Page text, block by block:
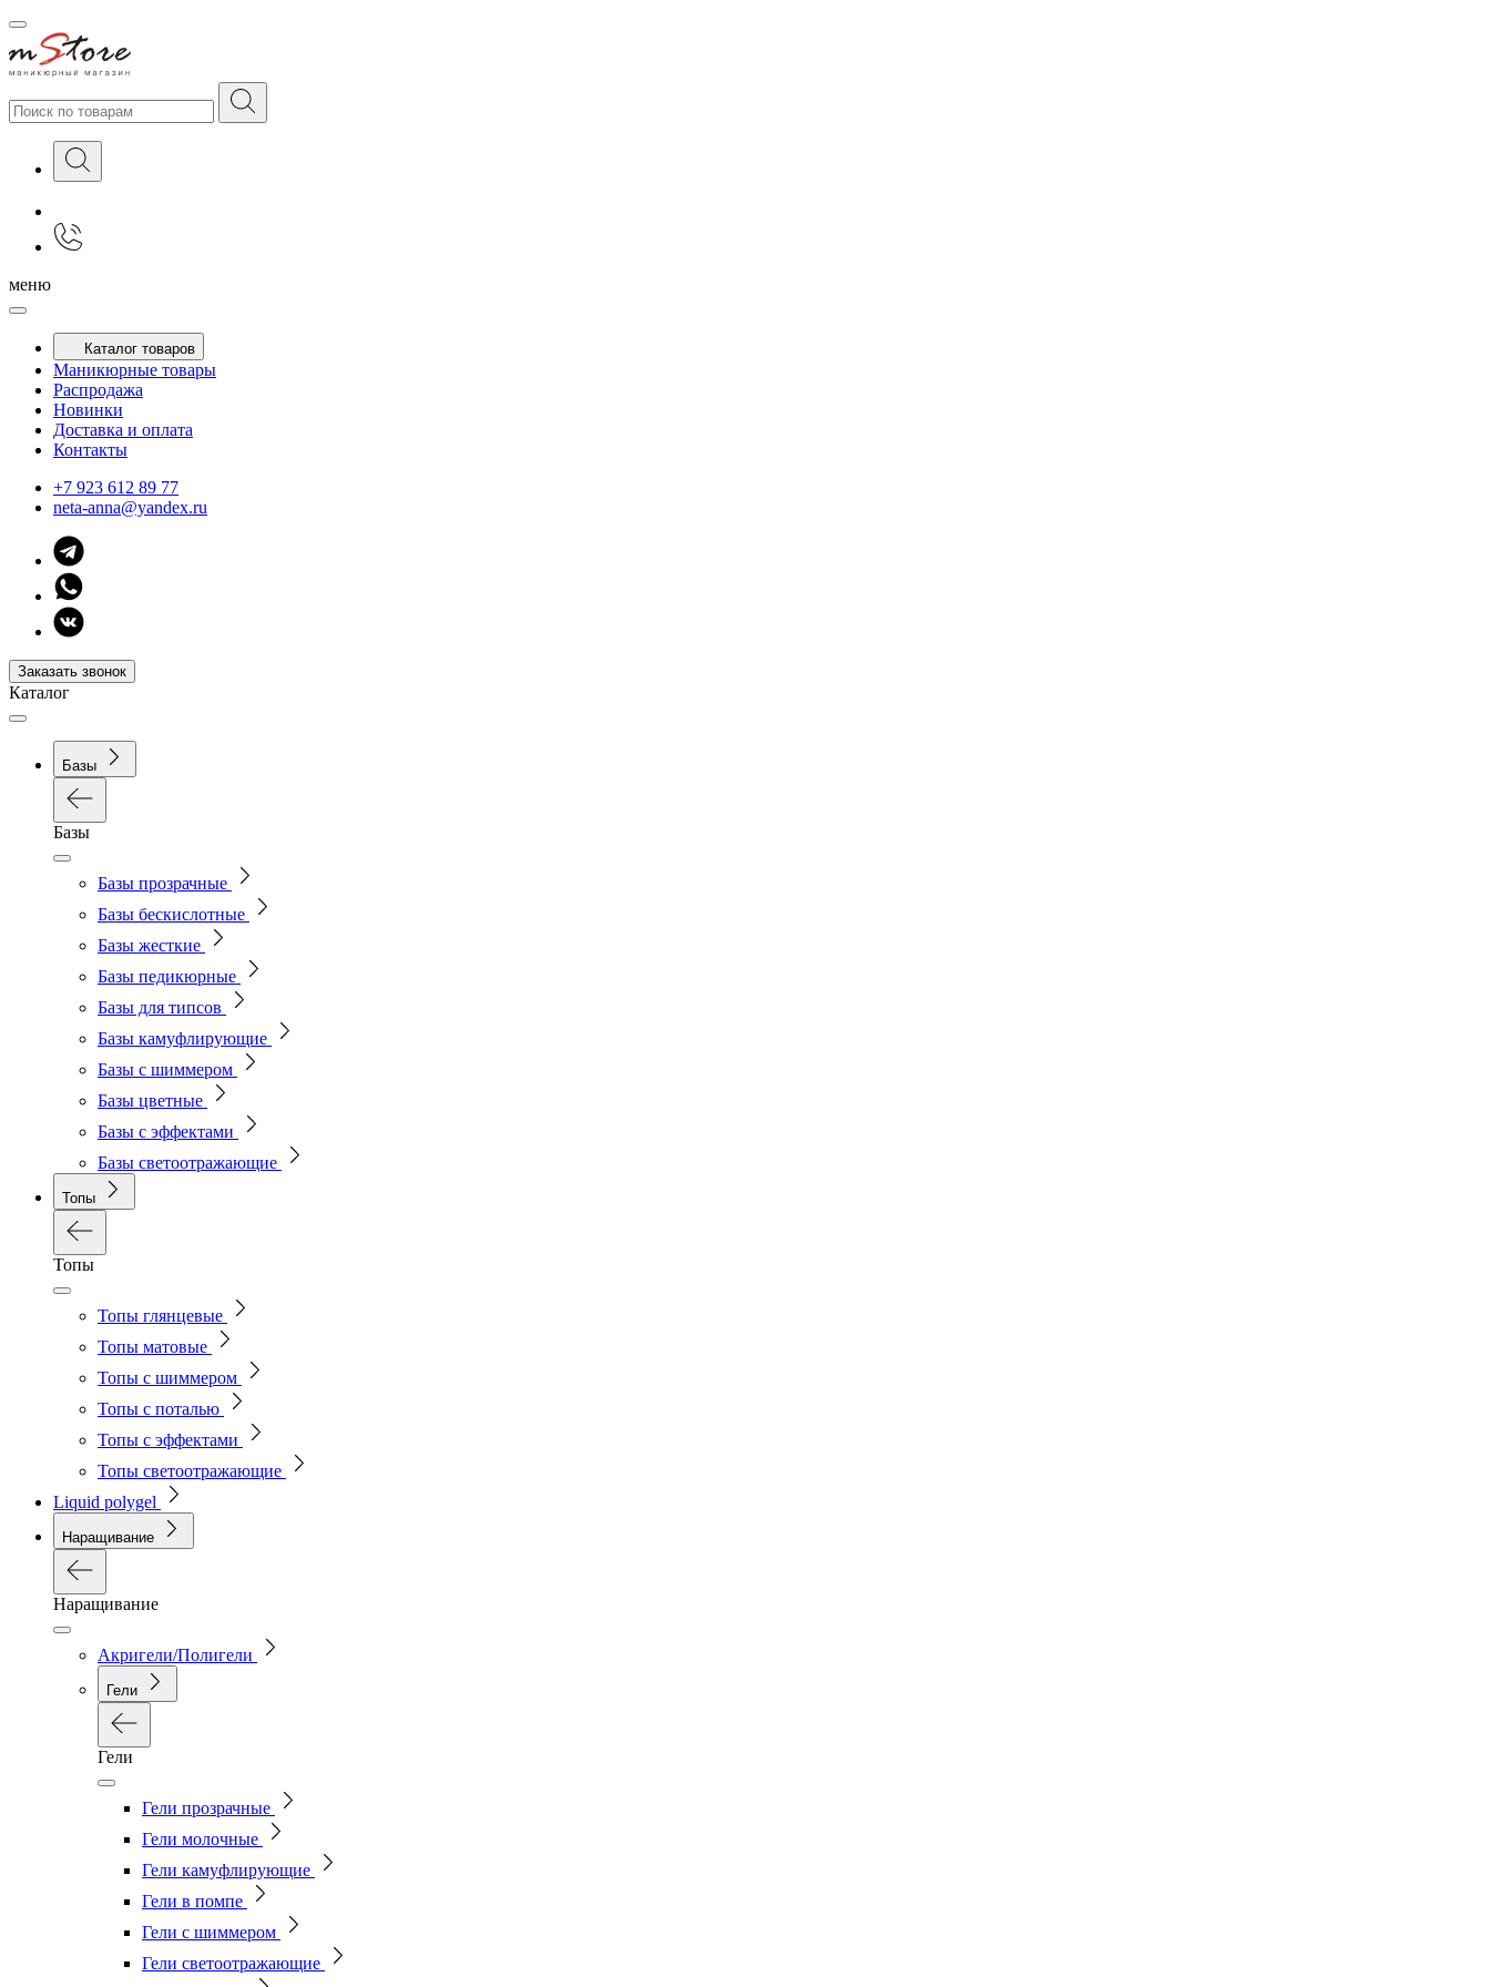
меню
Каталог товаров
Маникюрные товары
Распродажа
Новинки
Доставка и оплата
Контакты
+7 923 612 89 77
neta-anna@yandex.ru
Заказать звонок
Каталог
Базы
Базы
Базы прозрачные
Базы бескислотные
Базы жесткие
Базы педикюрные
Базы для типсов
Базы камуфлирующие
Базы с шиммером
Базы цветные
Базы с эффектами
Базы светоотражающие
Топы
Топы
Топы глянцевые
Топы матовые
Топы с шиммером
Топы с поталью
Топы с эффектами
Топы светоотражающие
Liquid polygel
Наращивание
Наращивание
Акригели/Полигели
Гели
Гели
Гели прозрачные
Гели молочные
Гели камуфлирующие
Гели в помпе
Гели с шиммером
Гели светоотражающие